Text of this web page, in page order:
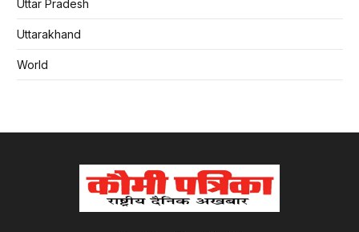
Uttar Pradesh
Uttarakhand
World